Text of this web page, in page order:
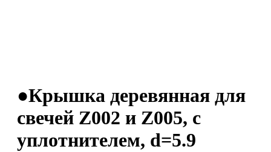
●Крышка деревянная для
свечей Z002 и Z005, с
уплотнителем, d=5.9